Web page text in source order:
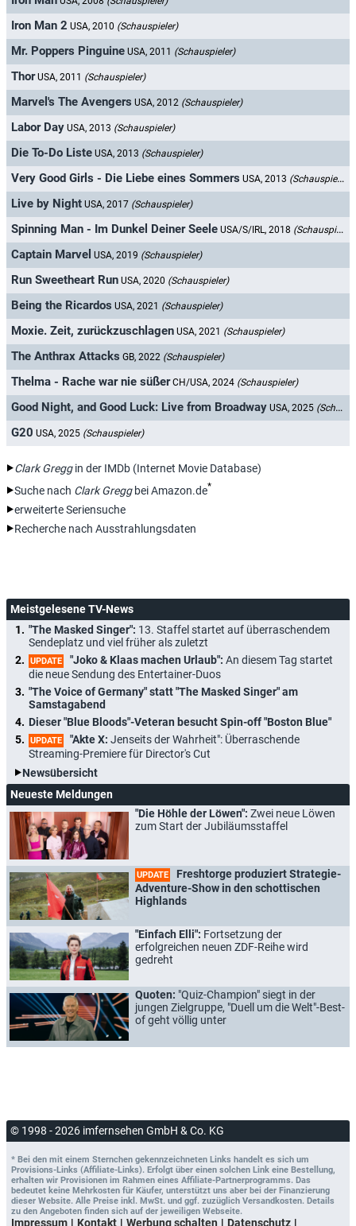
Iron Man 2 USA, 2010 (Schauspieler)
Mr. Poppers Pinguine USA, 2011 (Schauspieler)
Thor USA, 2011 (Schauspieler)
Marvel's The Avengers USA, 2012 (Schauspieler)
Labor Day USA, 2013 (Schauspieler)
Die To-Do Liste USA, 2013 (Schauspieler)
Very Good Girls - Die Liebe eines Sommers USA, 2013 (Schauspieler)
Live by Night USA, 2017 (Schauspieler)
Spinning Man - Im Dunkel Deiner Seele USA/S/IRL, 2018 (Schauspieler)
Captain Marvel USA, 2019 (Schauspieler)
Run Sweetheart Run USA, 2020 (Schauspieler)
Being the Ricardos USA, 2021 (Schauspieler)
Moxie. Zeit, zurückzuschlagen USA, 2021 (Schauspieler)
The Anthrax Attacks GB, 2022 (Schauspieler)
Thelma - Rache war nie süßer CH/USA, 2024 (Schauspieler)
Good Night, and Good Luck: Live from Broadway USA, 2025 (Schauspieler)
G20 USA, 2025 (Schauspieler)
Clark Greggin der IMDb (Internet Movie Database)
Suche nach Clark Greggbei Amazon.de*
erweiterte Seriensuche
Recherche nach Ausstrahlungsdaten
Meistgelesene TV-News
"The Masked Singer": 13. Staffel startet auf überraschendem
Sendeplatz und viel früher als zuletzt
UPDATE "Joko & Klaas machen Urlaub": An diesem Tag startet
die neue Sendung des Entertainer-Duos
"The Voice of Germany" statt "The Masked Singer" am
Samstagabend
Dieser "Blue Bloods"-Veteran besucht Spin-off "Boston Blue"
UPDATE "Akte X: Jenseits der Wahrheit": Überraschende
Streaming-Premiere für Director's Cut
Newsübersicht
Neueste Meldungen
"Die Höhle der Löwen": Zwei neue Löwen
zum Start der Jubiläumsstaffel
UPDATE
Freshtorge produziert Strategie-
Adventure-Show in den schottischen
Highlands
"Einfach Elli": Fortsetzung der
erfolgreichen neuen ZDF-Reihe wird
gedreht
Quoten: "Quiz-Champion" siegt in der
jungen Zielgruppe, "Duell um die Welt"-Best-
of geht völlig unter
© 1998 - 2026 imfernsehen GmbH & Co. KG
* Bei den mit einem Sternchen gekennzeichneten Links handelt es sich um
Provisions-Links (Affiliate-Links). Erfolgt über einen solchen Link eine Bestellung,
erhalten wir Provisionen im Rahmen eines Affiliate-Partnerprogramms. Das
bedeutet keine Mehrkosten für Käufer, unterstützt uns aber bei der Finanzierung
dieser Website. Alle Preise inkl. MwSt. und ggf. zuzüglich Versandkosten. Details
zu den Angeboten finden sich auf der jeweiligen Webseite.
Impressum Kontakt Werbung schalten Datenschutz